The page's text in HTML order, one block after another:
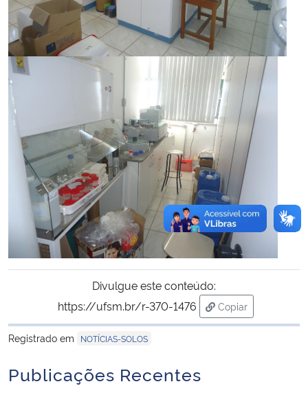
Divulgue este conteúdo:
https://ufsm.br/r-370-1476
Copiar
para área de
Registrado em
NOTÍCIAS-SOLOS
Publicações Recentes